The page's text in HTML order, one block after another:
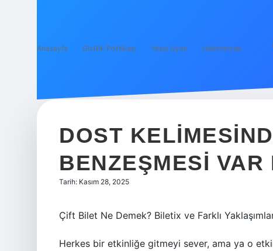
Anasayfa Gizlilik Politikası Yasal Uyarı Hakkımızda
DOST
BENZEŞMESI VAR
Tarih: Kasım 28, 2025
Çift Bilet Ne Demek? Biletix ve Farklı
Herkes bir etkinliğe gitmeyi sever, ama ya o